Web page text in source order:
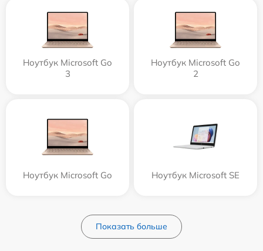
Ноутбук Microsoft Go
3
Ноутбук Microsoft Go
2
Ноутбук Microsoft Go Ноутбук Microsoft SE
Показать больше